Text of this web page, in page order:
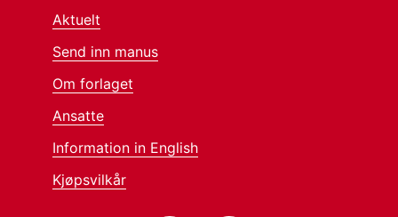
Aktuelt
Send inn manus
Om forlaget
Ansatte
Information in English
Kjøpsvilkår